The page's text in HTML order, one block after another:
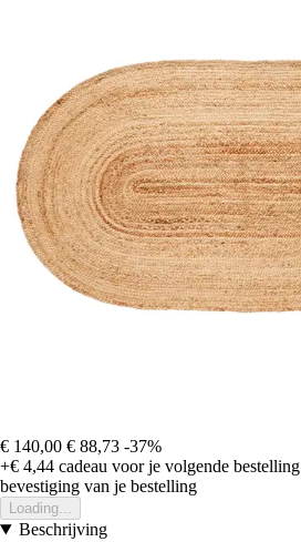
€ 140,00 € 88,73 -37%
+€ 4,44 cadeau voor je volgende bestelling
bevestiging van je bestelling
Loading...
Beschrijving